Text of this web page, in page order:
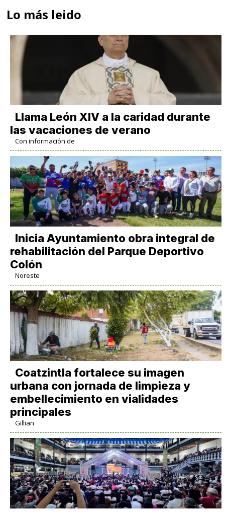
Lo más leido
Llama León XIV a la caridad durante
las vacaciones de verano
Con información de
Inicia Ayuntamiento obra integral de
rehabilitación del Parque Deportivo
Colón
Noreste
Coatzintla fortalece su imagen
urbana con jornada de limpieza y
embellecimiento en vialidades
principales
Gillian